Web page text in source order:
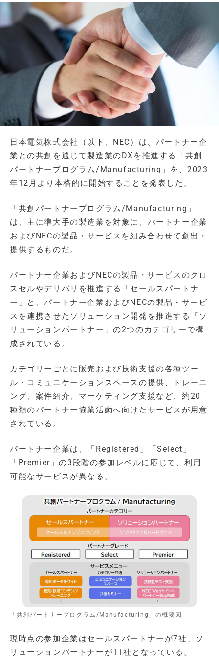
日本電気株式会社（以下、NEC）は、パートナー企
業との共創を通じて製造業のDXを推進する「共創
パートナープログラム/Manufacturing」を、2023
年12月より本格的に開始することを発表した。
「共創パートナープログラム/Manufacturing」
は、主に準大手の製造業を対象に、パートナー企業
およびNECの製品・サービスを組み合わせて創出・
提供するものだ。
パートナー企業およびNECの製品・サービスのクロ
スセルやデリバリを推進する「セールスパートナ
ー」と、パートナー企業およびNECの製品・サービ
スを連携させたソリューション開発を推進する「ソ
リューションパートナー」の2つのカテゴリーで構
成されている。
カテゴリーごとに販売および技術支援の各種ツー
ル・コミュニケーションスペースの提供、トレーニ
ング、案件紹介、マーケティング支援など、約20
種類のパートナー協業活動へ向けたサービスが用意
されている。
パートナー企業は、「Registered」「Select」
「Premier」の3段階の参加レベルに応じて、利用
可能なサービスが異なる。
「共創パートナープログラム/Manufacturing」の概要図
現時点の参加企業はセールスパートナーが7社、ソ
リューションパートナーが11社となっている。